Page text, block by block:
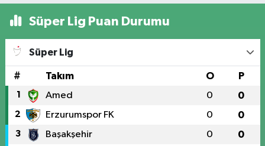
Süper Lig Puan Durumu
Süper Lig
# Takım O P
1 Amed 0 0
2 Erzurumspor FK 0 0
3 Başakşehir 0 0